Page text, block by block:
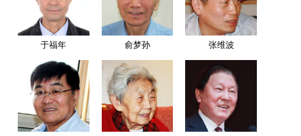
于福年 俞梦孙 张维波